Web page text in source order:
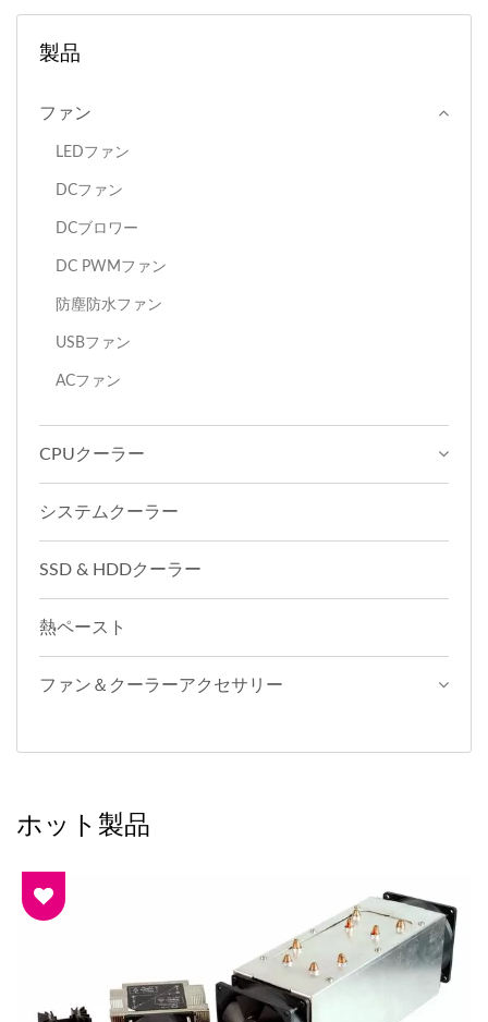
製品
ファン
LEDファン
DCファン
DCブロワー
DC PWMファン
防塵防水ファン
USBファン
ACファン
CPUクーラー
システムクーラー
SSD & HDDクーラー
熱ペースト
ファン＆クーラーアクセサリー
ホット製品